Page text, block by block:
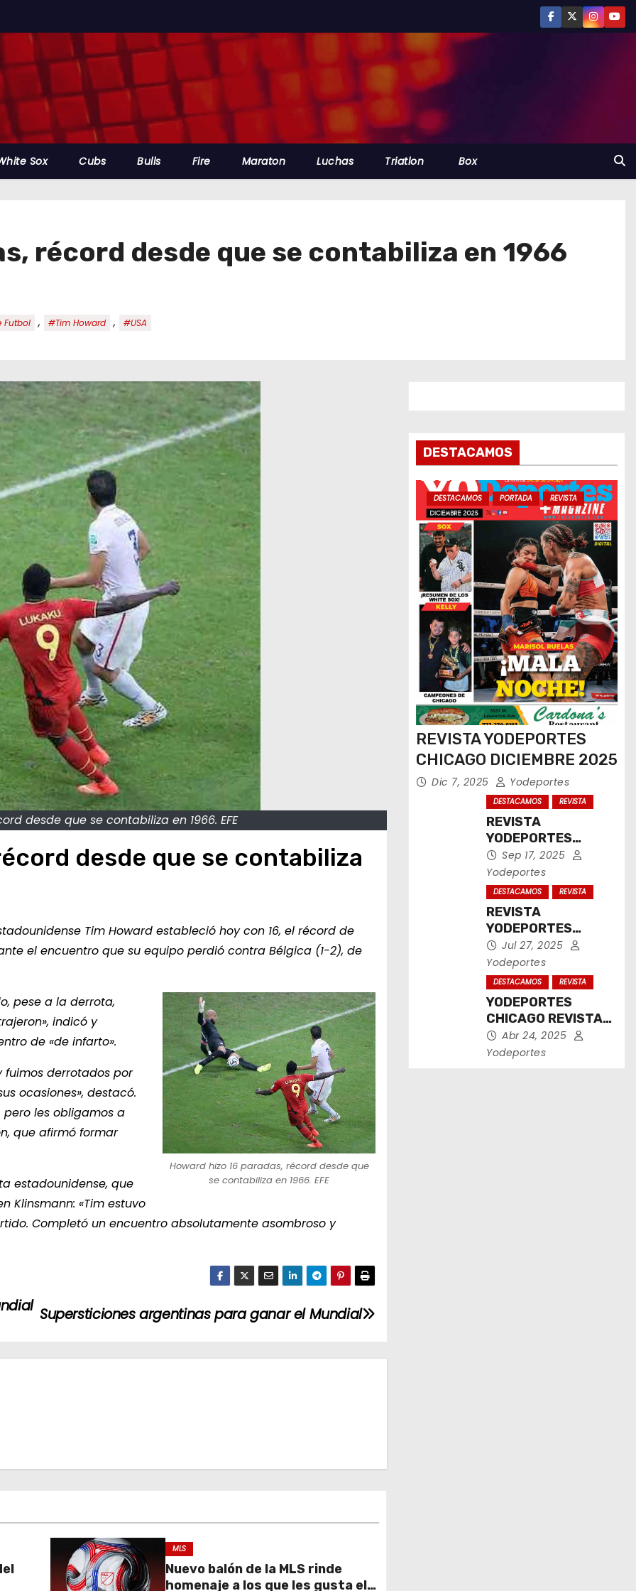
Sox Cubs Bulls Fire Maraton Luchas Triatlon Box
récord desde que se contabiliza en 1966
Futbol , #Tim Howard , #USA
desde que se contabiliza en 1966. EFE
desde que se contabiliza
Tim Howard estableció hoy con 16, el récord de
el encuentro que su equipo perdió contra Bélgica (1-2), de
Howard hizo 16 paradas, récord desde que
se contabiliza en 1966. EFE
pese a la derrota,
indicó y
de «de infarto».
fuimos derrotados por
ocasiones», destacó.
pero les obligamos a
que afirmó formar
estadounidense, que
Klinsmann: «Tim estuvo
Completó un encuentro absolutamente asombroso y
Supersticiones argentinas para ganar el Mundial
MLS
Nuevo balón de la MLS rinde
homenaje a los que les gusta el
DESTACAMOS
DESTACAMOS PORTADA REVISTA
REVISTA YODEPORTES
CHICAGO DICIEMBRE 2025
Dic 7, 2025 Yodeportes
DESTACAMOS REVISTA
REVISTA
YODEPORTES
CHICAGO
SEPTIEMBRE 2025
Sep 17, 2025
Yodeportes
DESTACAMOS REVISTA
REVISTA
YODEPORTES
CHICAGO JULIO
2025
Jul 27, 2025
Yodeportes
DESTACAMOS REVISTA
YODEPORTES
CHICAGO REVISTA
IMPRESA ABRIL
2025
Abr 24, 2025
Yodeportes